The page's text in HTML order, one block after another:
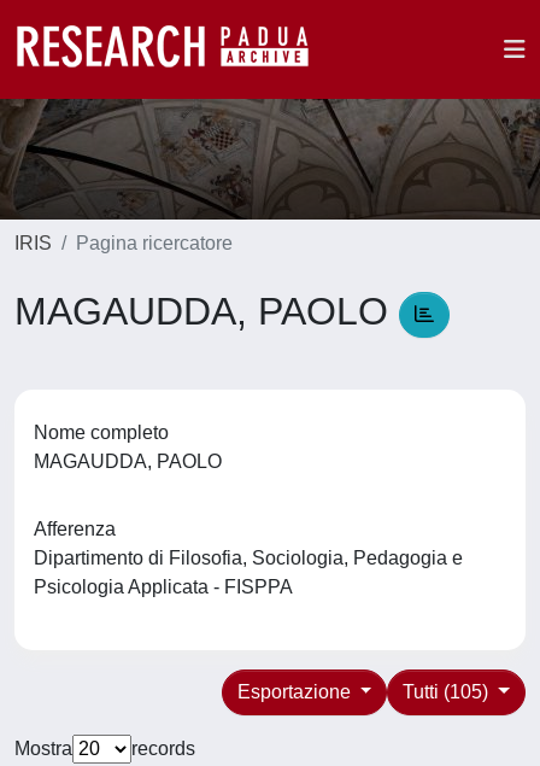
IRIS Pagina ricercatore
MAGAUDDA, PAOLO
Nome completo
MAGAUDDA, PAOLO
Afferenza
Dipartimento di Filosofia, Sociologia, Pedagogia e
Psicologia Applicata - FISPPA
Tutti (105)
Esportazione
Mostra
records